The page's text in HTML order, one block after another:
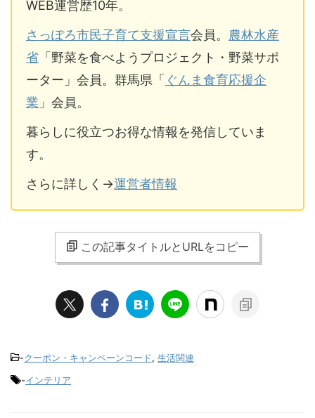
WEB運営歴10年。
さっぽろ市民子育て支援宣言会員。 農林水産
省 「野菜を食べようプロジェクト・野菜サポ
ーター」会員。群馬県「 ぐんま食育応援企
業 」会員。
暮らしに役立つお得な情報を発信していま
す。
さらに詳しく→運営者情報
この記事タイトルとURLをコピー
-クーポン・キャンペーンコード, 生活関連
-インテリア